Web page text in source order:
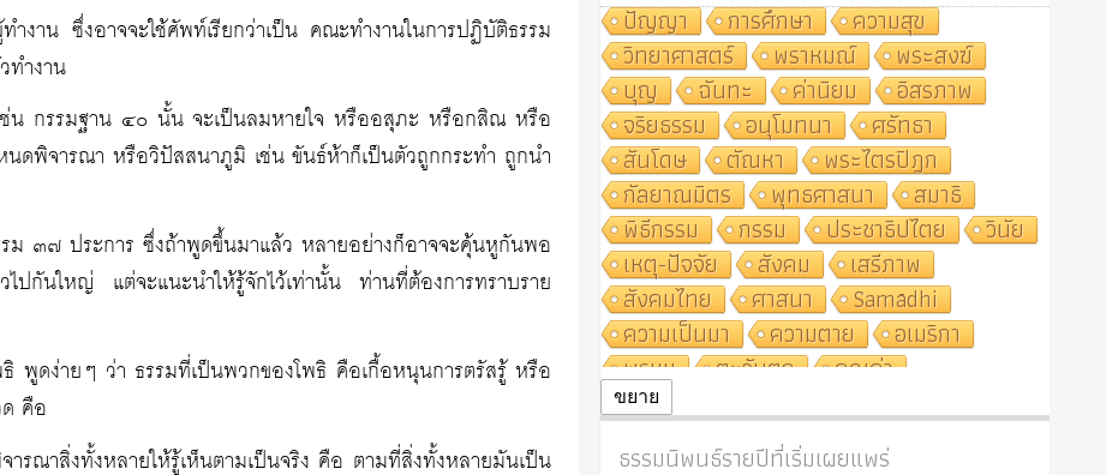
งาน ซึ่งอาจจะใช้ศัพท์เรียกว่าเป็น คณะทำงานในการปฏิบัติธรรม
ทำงาน
น กรรมฐาน ๔๐ นั้น จะเป็นลมหายใจ หรืออสุภะ หรือกสิณ หรือ
หนดพิจารณา หรือวิปัสสนาภูมิ เช่น ขันธ์ห้าก็เป็นตัวถูกกระทำ ถูกนำ
ม ๓๗ ประการ ซึ่งถ้าพูดขึ้นมาแล้ว หลายอย่างก็อาจจะคุ้นหูกันพอ
ปกันใหญ่ แต่จะแนะนำให้รู้จักไว้เท่านั้น ท่านที่ต้องการทราบราย
พูดง่ายๆ ว่า ธรรมที่เป็นพวกของโพธิ คือเกื้อหนุนการตรัสรู้ หรือ
คือ
รณาสิ่งทั้งหลายให้รู้เห็นตามเป็นจริง คือ ตามที่สิ่งทั้งหลายมันเป็น
ปัญญา
การศึกษา
ความสุข
วิทยาศาสตร์
พราหมณ์
พระสงฆ์
บุญ
ฉันทะ ค่านิยม
อิสรภาพ
จริยธรรม
อนุโมทนา
ศรัทธา
สันโดษ
ตัณหา
พระไตรปิฎก
กัลยาณมิตร
พุทธศาสนา
สมาธิ
พิธีกรรม
กรรม ประชาธิปไตย
วินัย
เหตุ-ปัจจัย
สังคม
เสรีภาพ
สังคมไทย
ศาสนา
Samādhi
ความเป็นมา
ความตาย
อเมริกา
พรหม
ตะวันตก
คุณค่า
ปฏิจจสมุปบาท
ศาสนาประจำชาติ
ขยาย
ธรรมนิพนธ์รายปีที่เริ่มเผยแพร่